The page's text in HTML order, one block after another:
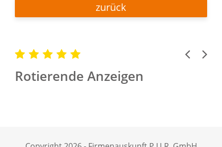
zurück
Rotierende Anzeigen
Previous
Next